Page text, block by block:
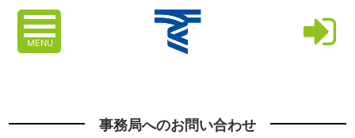
MENU
事務局へのお問い合わせ